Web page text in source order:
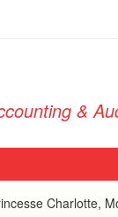
&
Charlotte,